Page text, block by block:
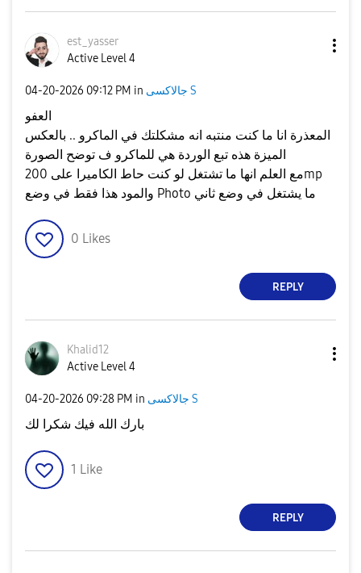
est_yasser
Active Level 4
‎04-20-2026 09:12 PM in جالاكسى S
العفو
المعذرة انا ما كنت منتبه انه مشكلتك في الماكرو .. بالعكس
الميزة هذه تبع الوردة هي للماكرو ف توضح الصورة
مع العلم انها ما تشتغل لو كنت حاط الكاميرا على 200mp
والمود هذا فقط في وضع Photo ما يشتغل في وضع ثاني
0 Likes
REPLY
Khalid12
Active Level 4
‎04-20-2026 09:28 PM in جالاكسى S
بارك الله فيك شكرا لك
1 Like
REPLY